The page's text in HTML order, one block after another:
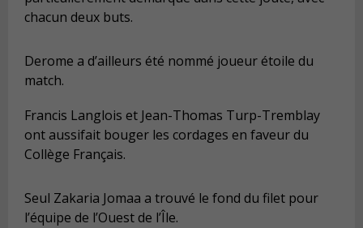
chacun deux buts.
Derome a d’ailleurs été nommé joueur étoile du
match.
Francis Langlois et Jean-Thomas Turp-Tremblay
ont aussifait bouger les cordages en faveur du
Collège Français.
Seul Zakaria Jomaa a trouvé le fond du filet pour
l’équipe de l’Ouest de l’Île.